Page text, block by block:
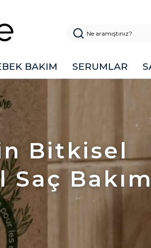
BAKIM SERUMLAR
Bitkisel
Bakım